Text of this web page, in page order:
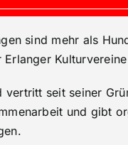
sind mehr als
Kulturvereine
vertritt seit seiner
und gibt